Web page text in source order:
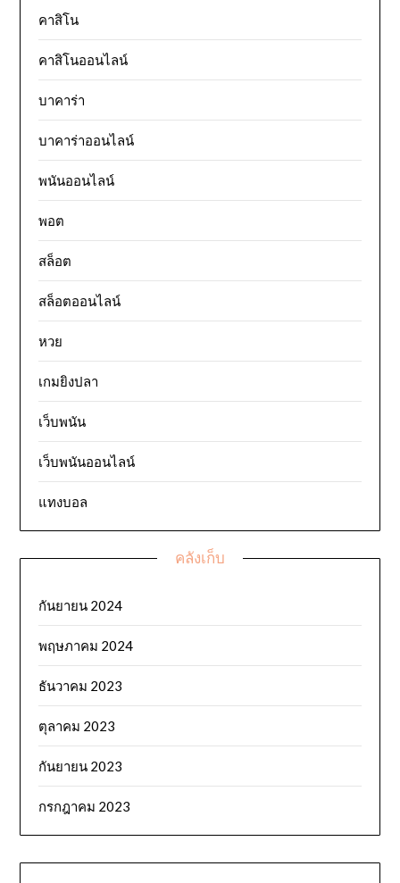
คาสิโน
คาสิโนออนไลน์
บาคาร่า
บาคาร่าออนไลน์
พนันออนไลน์
พอต
สล็อต
สล็อตออนไลน์
หวย
เกมยิงปลา
เว็บพนัน
เว็บพนันออนไลน์
แทงบอล
คลังเก็บ
กันยายน 2024
พฤษภาคม 2024
ธันวาคม 2023
ตุลาคม 2023
กันยายน 2023
กรกฎาคม 2023